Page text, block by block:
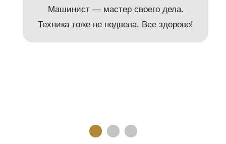
Машинист — мастер своего дела.
Техника тоже не подвела. Все здорово!